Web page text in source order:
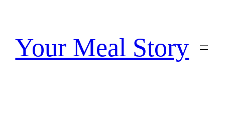
treściYour Meal Story